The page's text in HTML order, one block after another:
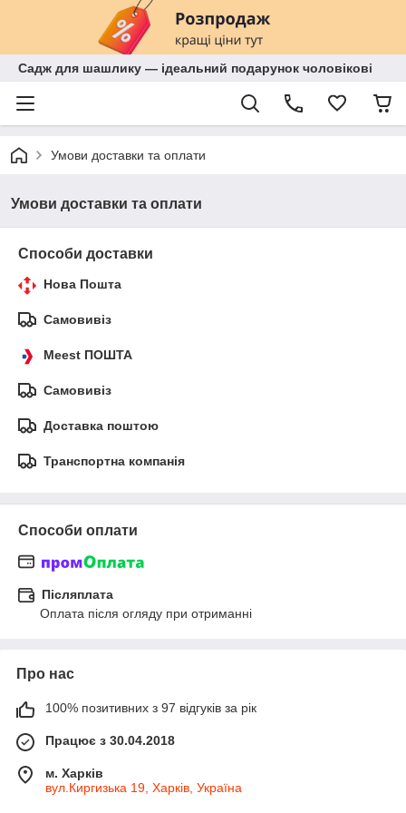
Садж для шашлику — ідеальний подарунок чоловікові
Умови доставки та оплати
Умови доставки та оплати
Способи доставки
Нова Пошта
Самовивіз
Meest ПОШТА
Самовивіз
Доставка поштою
Транспортна компанія
Способи оплати
Післяплата
Оплата після огляду при отриманні
Про нас
100% позитивних з 97 відгуків за рік
Працює з 30.04.2018
м. Харків
вул.Киргизька 19, Харків, Україна